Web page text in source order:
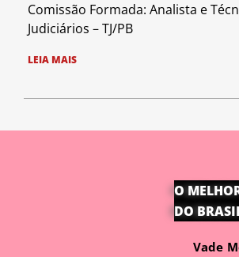
Comissão Formada: Analista e
Judiciários – TJ/PB
LEIA MAIS
O
DO
Vade